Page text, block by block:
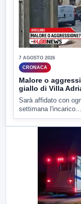
7 AGOSTO 2026
CRONACA
Malore o
giallo di Villa
Sarà affidato con
settimana l'incarico...